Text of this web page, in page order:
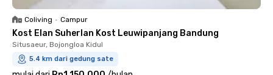
Coliving • Campur
Kost Elan Suherlan Kost Leuwipanjang Bandung
Situsaeur, Bojongloa Kidul
5.4 km dari gedung sate